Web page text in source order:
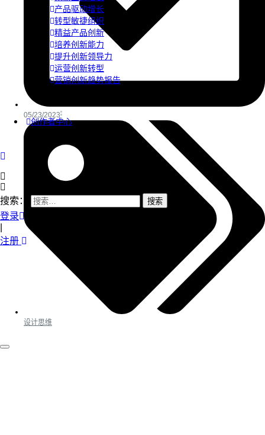
产品驱动增长
转型敏捷组织
精益产品创新
培养创新能力
提升创新领导力
运营创新转型
营销创新趋势报告
创作者中心
搜索：
登录
注册
05/23/2023
设计思维